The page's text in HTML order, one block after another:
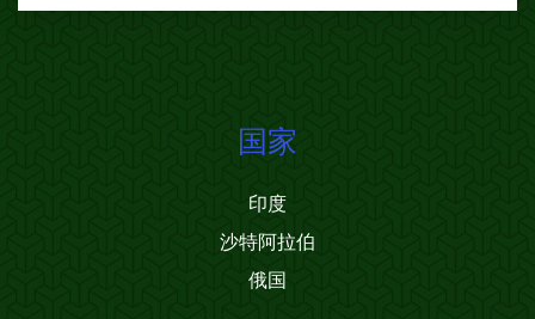
国家
印度
沙特阿拉伯
俄国